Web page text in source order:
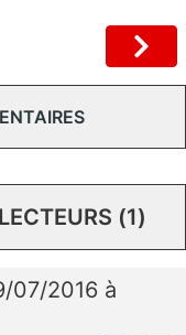
(1)
07/2016 à